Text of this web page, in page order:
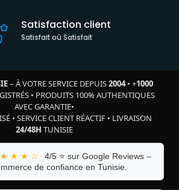
Satisfaction client
Satisfait où Satisfait
– À VOTRE SERVICE DEPUIS2004• +1000
• PRODUITS 100% AUTHENTIQUES
AVEC GARANTIE•
• SERVICE CLIENT RÉACTIF • LIVRAISON
24/48H TUNISIE
★ ★ ☆
4/5 ⭐ sur Google Reviews –
de confiance en Tunisie.